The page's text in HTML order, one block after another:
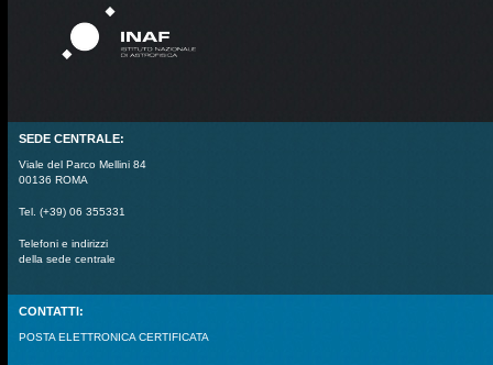
SEDE CENTRALE:
Viale del Parco Mellini 84
00136 ROMA
Tel. (+39) 06 355331
Telefoni e indirizzi
della sede centrale
CONTATTI:
POSTA ELETTRONICA CERTIFICATA